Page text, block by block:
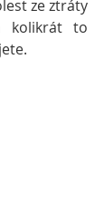
ze ztráty
kolikrát to